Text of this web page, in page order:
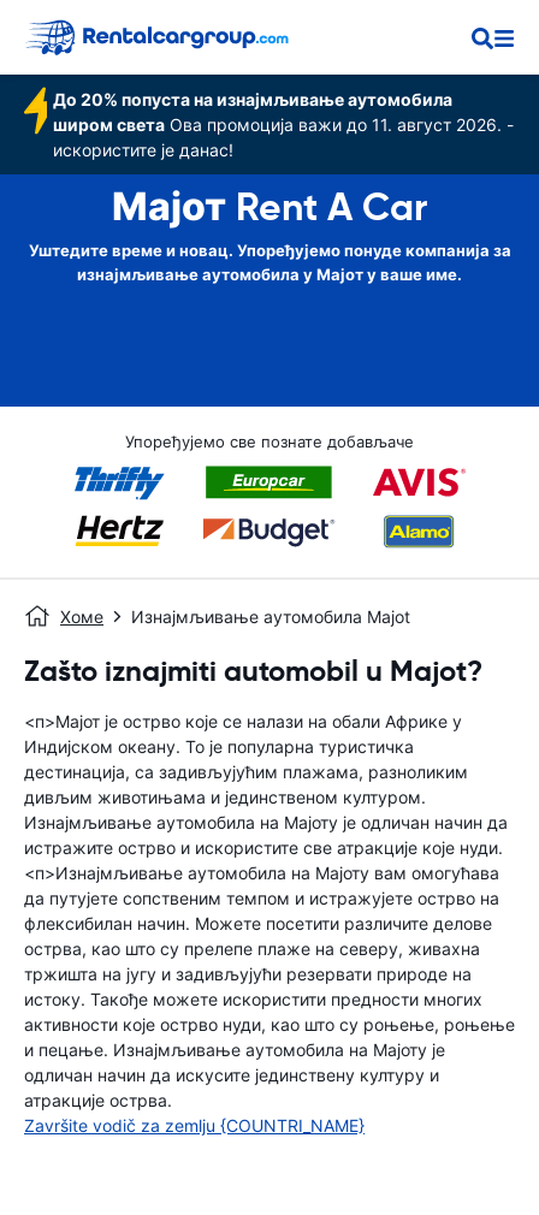
До 20% попуста на изнајмљивање аутомобила
широм света Ова промоција важи до 11. август 2026. -
искористите је данас!
Мајот Rent A Car
Уштедите време и новац. Упоређујемо понуде компанија за
изнајмљивање аутомобила у Мајот у ваше име.
Упоређујемо све познате добављаче
Хоме Изнајмљивање аутомобила Majot
Zašto iznajmiti automobil u Majot?
<п>Мајот је острво које се налази на обали Африке у
Индијском океану. То је популарна туристичка
дестинација, са задивљујућим плажама, разноликим
дивљим животињама и јединственом културом.
Изнајмљивање аутомобила на Мајоту је одличан начин да
истражите острво и искористите све атракције које нуди.
<п>Изнајмљивање аутомобила на Мајоту вам омогућава
да путујете сопственим темпом и истражујете острво на
флексибилан начин. Можете посетити различите делове
острва, као што су прелепе плаже на северу, живахна
тржишта на југу и задивљујући резервати природе на
истоку. Такође можете искористити предности многих
активности које острво нуди, као што су роњење, роњење
и пецање. Изнајмљивање аутомобила на Мајоту је
одличан начин да искусите јединствену културу и
атракције острва.
Završite vodič za zemlju {COUNTRI_NAME}